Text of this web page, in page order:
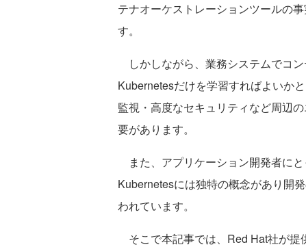
テナオーケストレーションツールの
す。
しかしながら、業務システムでコ
Kubernetesだけを学習すればよいか
監視・高度なセキュリティなど周辺
要があります。
また、アプリケーション開発者にと
Kubernetesには独特の概念があり開
われています。
そこで本記事では、Red Hat社が提